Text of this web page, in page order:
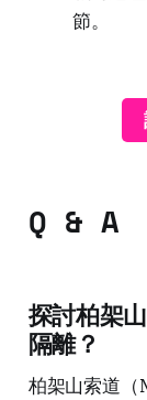
節。
Q & A
探討柏架
隔離？
柏架山索道